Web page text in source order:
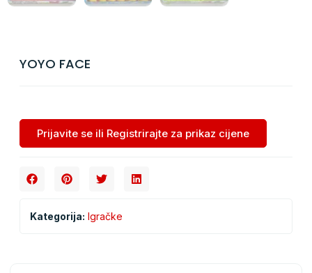
YOYO FACE
Prijavite se ili Registrirajte za prikaz cijene
Kategorija: Igračke